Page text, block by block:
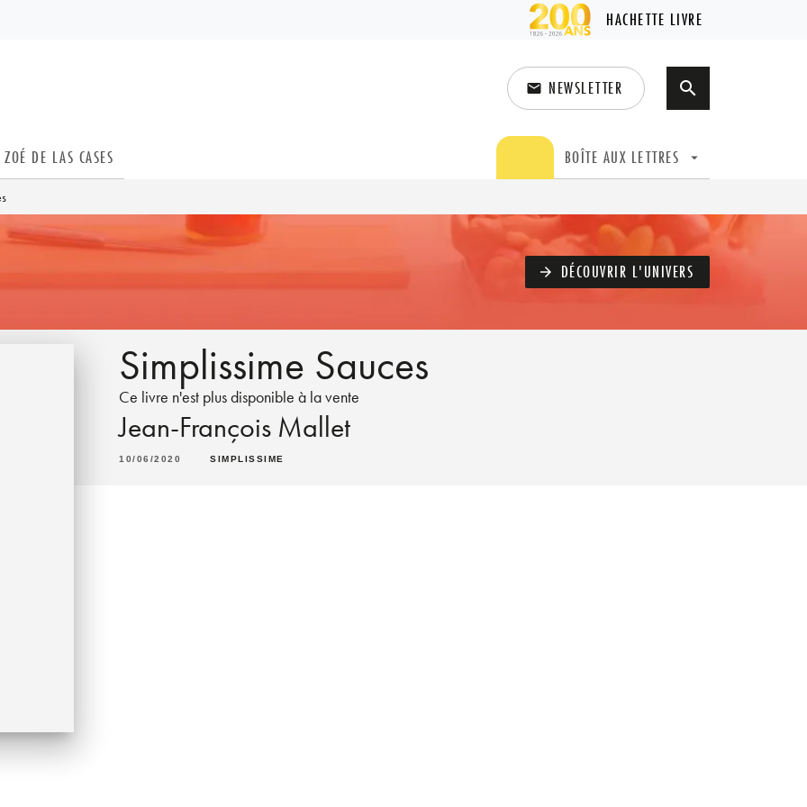
HACHETTE LIVRE
email NEWSLETTER search
ZOÉ DE LAS CASES BOÎTE AUX LETTRES arrow_drop_down
arrow_forward DÉCOUVRIR L'UNIVERS
Simplissime Sauces
Ce livre n'est plus disponible à la vente
Jean-François Mallet
10/06/2020 SIMPLISSIME